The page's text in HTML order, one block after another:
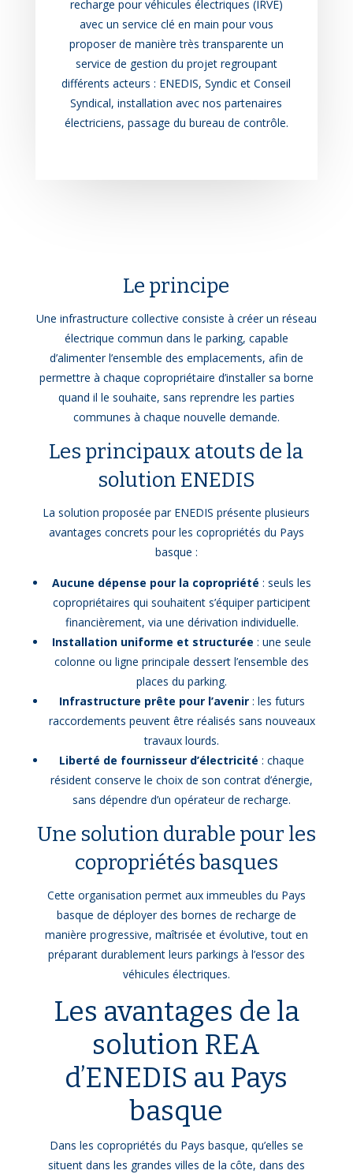
recharge pour véhicules électriques (IRVE)
avec un service clé en main pour vous
proposer de manière très transparente un
service de gestion du projet regroupant
différents acteurs : ENEDIS, Syndic et Conseil
Syndical, installation avec nos partenaires
électriciens, passage du bureau de contrôle.
Le principe
Une infrastructure collective consiste à créer un réseau
électrique commun dans le parking, capable
d’alimenter l’ensemble des emplacements, afin de
permettre à chaque copropriétaire d’installer sa borne
quand il le souhaite, sans reprendre les parties
communes à chaque nouvelle demande.
Les principaux atouts de la
solution ENEDIS
La solution proposée par ENEDIS présente plusieurs
avantages concrets pour les copropriétés du Pays
basque :
Aucune dépense pour la copropriété : seuls les
copropriétaires qui souhaitent s’équiper participent
financièrement, via une dérivation individuelle.
Installation uniforme et structurée : une seule
colonne ou ligne principale dessert l’ensemble des
places du parking.
Infrastructure prête pour l’avenir: les futurs
raccordements peuvent être réalisés sans nouveaux
travaux lourds.
Liberté de fournisseur d’électricité : chaque
résident conserve le choix de son contrat d’énergie,
sans dépendre d’un opérateur de recharge.
Une solution durable pour les
copropriétés basques
Cette organisation permet aux immeubles du Pays
basque de déployer des bornes de recharge de
manière progressive, maîtrisée et évolutive, tout en
préparant durablement leurs parkings à l’essor des
véhicules électriques.
Les avantages de la
solution REA
d’ENEDIS au Pays
basque
Dans les copropriétés du Pays basque, qu’elles se
situent dans les grandes villes de la côte, dans des